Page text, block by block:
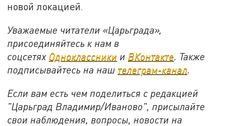
новой локацией.
Уважаемые читатели «Царьграда»,
присоединяйтесь к нам в
соцсетях Одноклассники и ВКонтакте. Также
подписывайтесь на наш телеграм-канал.
Если вам есть чем поделиться с редакцией
"Царьград Владимир/Иваново", присылайте
свои наблюдения, вопросы, новости на